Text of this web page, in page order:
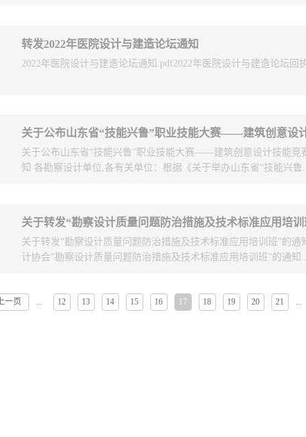
《消防设施通用规范》、《自动喷水灭火系统设计规范》等国标、
标准创新贡献奖、华夏建设科学技术奖等多项科技奖励。三、 培训
水泵、智能电机、净水设备等供水领域系列产品设计研发的专业化
给水设备》等多项行业标准，是国内供水设备的领军企业。日前，
计协会拟于近日组织赴青岛三利集团开展调研交流活动，帮助工程
人）。四、出行方式：固定地点集中乘车，具体地点另行通知。五
人：许萌，联系电话，85931913。 附：活动报名回
会 &...
转发2022年医院设计与建造论坛通知
2022年医院设计与建造论坛通知.pdf2022年医院设计与建造论坛回
关于公布山东省“技能兴鲁”职业技能大赛——建筑创意设计技能竞
知 各勘察设计单位,各有关单位：根据《关于举办山东省“技能兴鲁
”职业技能大赛—建筑创意设计技能竞赛青岛市选拔赛的通知》青
我市各勘察设计单位积极参赛。本次选拔赛本着公开、公平、公正
了匿名阅卷。通过专家委员会对基础理论和现场快题综合评分、
共评出一等奖2名，二等奖5名，三等奖7名，共14名。现予以公布
司 二等奖 姓名单位名称刘焕文山东绿城青和建筑设计有限公司李
关于转发“勘察设计质量问题防治措施及技术标准应用培训
关于转发“勘察设计质量问题防治措施及技术标准应用培训班”的
计协会“勘察设计质量问题防治措施及技术标准应用培训班”的通知...
转发给你们，请根据自身需要，自愿选择参会，如需参会的，请根
上一页 ... 12 13 14 15 16 17 18 19 20 21 ...